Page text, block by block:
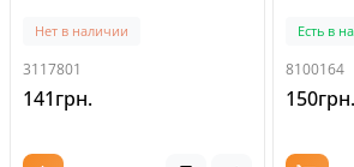
ферритом)
Нет в наличии
3117801
141грн.
Есть в
8100164
150грн.